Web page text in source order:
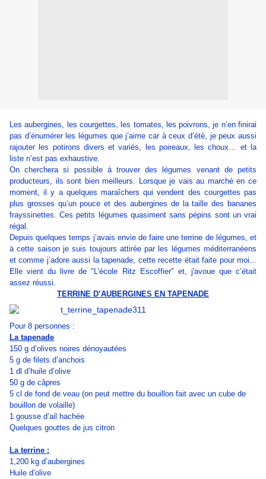
Les aubergines, les courgettes, les tomates, les poivrons, je n’en finirai
pas d’énumérer les légumes que j’aime car à ceux d’été, je peux aussi
rajouter les potirons divers et variés, les poireaux, les choux… et la
liste n’est pas exhaustive.
On cherchera si possible à trouver des légumes venant de petits
producteurs, ils sont bien meilleurs. Lorsque je vais au marché en ce
moment, il y a quelques maraîchers qui vendent des courgettes pas
plus grosses qu’un pouce et des aubergines de la taille des bananes
frayssinettes. Ces petits légumes quasiment sans pépins sont un vrai
régal.
Depuis quelques temps j’avais envie de faire une terrine de légumes, et
à cette saison je suis toujours attirée par les légumes méditerranéens
et comme j’adore aussi la tapenade, cette recette était faite pour moi...
Elle vient du livre de "L’école Ritz Escoffier" et, j'avoue que c’était
assez réussi.
TERRINE D’AUBERGINES EN TAPENADE
Pour 8 personnes :
La tapenade
150 g d’olives noires dénoyautées
5 g de filets d’anchois
1 dl d’huile d’olive
50 g de câpres
5 cl de fond de veau (on peut mettre du bouillon fait avec un cube de
bouillon de volaille)
1 gousse d’ail hachée
Quelques gouttes de jus citron
La terrine :
1,200 kg d’aubergines
Huile d’olive